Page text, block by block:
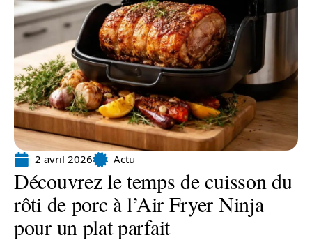
2 avril 2026 Actu
Découvrez le temps de cuisson du
rôti de porc à l’Air Fryer Ninja
pour un plat parfait